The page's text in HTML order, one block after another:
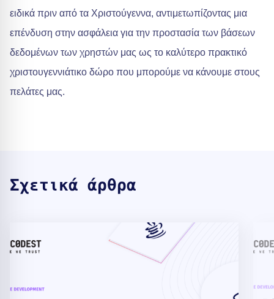
ειδικά πριν από τα Χριστούγεννα, αντιμετωπίζοντας μια
επένδυση στην ασφάλεια για την προστασία των βάσεων
δεδομένων των χρηστών μας ως το καλύτερο πρακτικό
χριστουγεννιάτικο δώρο που μπορούμε να κάνουμε στους
πελάτες μας.
Σχετικά άρθρα